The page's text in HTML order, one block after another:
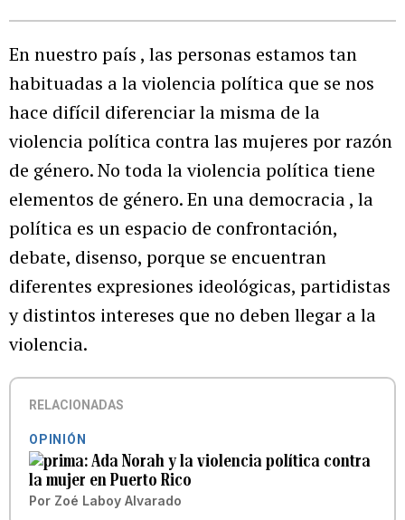
En nuestro país , las personas estamos tan
habituadas a la violencia política que se nos
hace difícil diferenciar la misma de la
violencia política contra las mujeres por razón
de género. No toda la violencia política tiene
elementos de género. En una democracia , la
política es un espacio de confrontación,
debate, disenso, porque se encuentran
diferentes expresiones ideológicas, partidistas
y distintos intereses que no deben llegar a la
violencia.
RELACIONADAS
OPINIÓN
Ada Norah y la violencia política contra
la mujer en Puerto Rico
Por Zoé Laboy Alvarado